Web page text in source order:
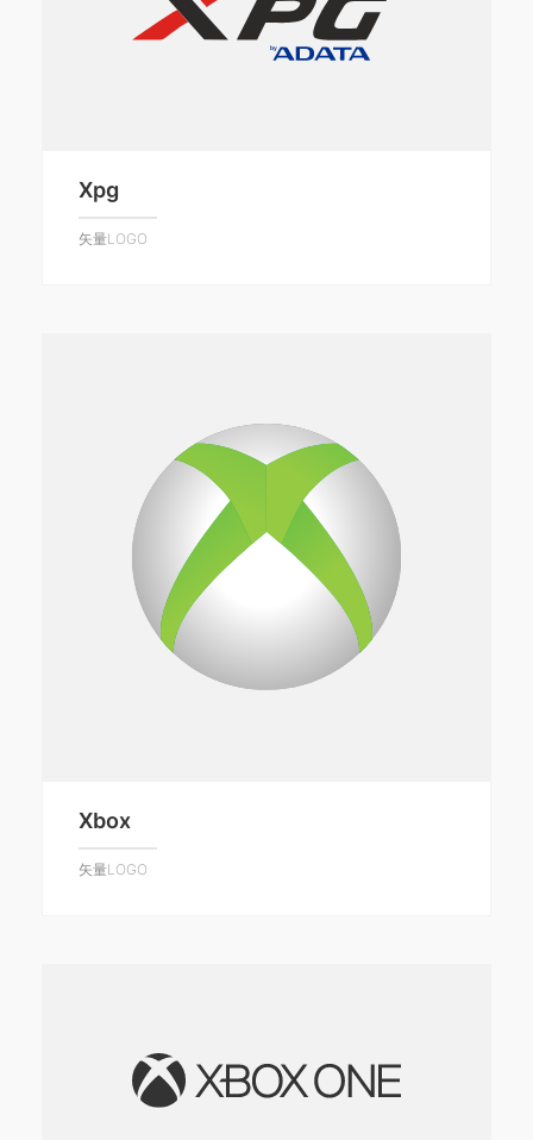
Xpg
矢量LOGO
Xbox
矢量LOGO